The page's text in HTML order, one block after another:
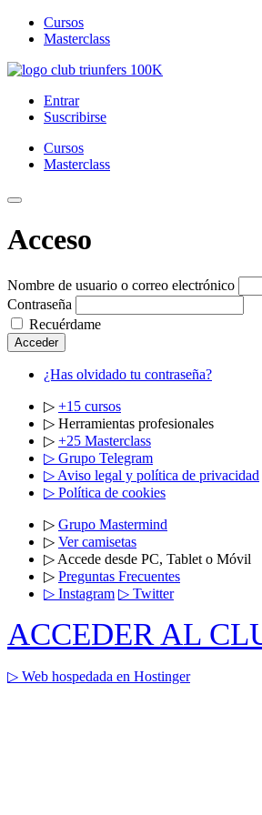
Cursos
Masterclass
Saltar
contenido
Club Triunfers
Club de Emprendedores Online
Entrar
Suscribirse
Cursos
Masterclass
Toggle
Menu
Acceso
Nombre de usuario o correo electrónico
Contraseña
Recuérdame
Acceder
¿Has olvidado tu contraseña?
▷ +15 cursos
▷ Herramientas profesionales
▷ +25 Masterclass
▷ Grupo Telegram
▷ Aviso legal y política de privacidad
▷ Política de cookies
▷ Grupo Mastermind
▷ Ver camisetas
▷ Accede desde PC, Tablet o Móvil
▷ Preguntas Frecuentes
▷ Instagram ▷ Twitter
ACCEDER AL
▷ Web hospedada en Hostinger